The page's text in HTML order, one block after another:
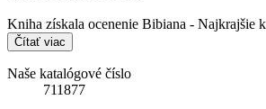
Kniha získala ocenenie Bibiana - Najkrajšie
Čítať viac
Naše katalógové číslo
711877